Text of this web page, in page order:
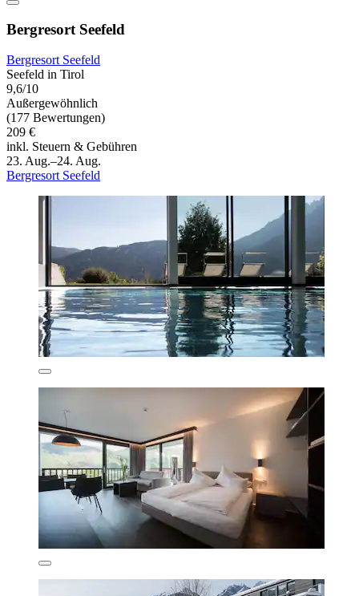
Bergresort Seefeld
Bergresort Seefeld
Seefeld in Tirol
9,6/10
Außergewöhnlich
(177 Bewertungen)
209 €
inkl. Steuern & Gebühren
23. Aug.–24. Aug.
Bergresort Seefeld